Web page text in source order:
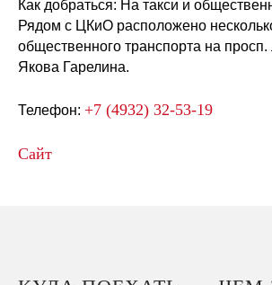
Как добраться: На такси и
Рядом с ЦКиО расположено
общественного транспорта на
Якова Гарелина.
Телефон: +7 (4932) 32-53-19
Сайт